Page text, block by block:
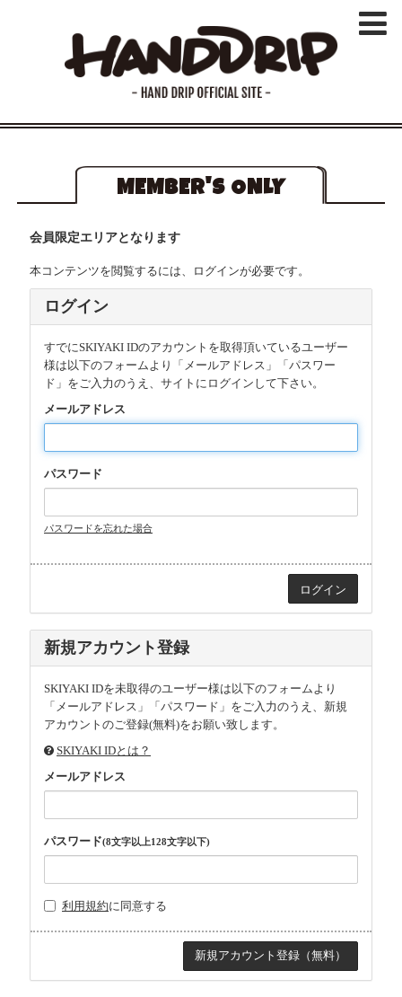
MEMBER'S ONLY
会員限定エリアとなります
本コンテンツを閲覧するには、ログインが必要です。
ログイン
すでにSKIYAKI IDのアカウントを取得頂いているユーザー
様は以下のフォームより「メールアドレス」「パスワー
ド」をご入力のうえ、サイトにログインして下さい。
メールアドレス
パスワード
パスワードを忘れた場合
新規アカウント登録
SKIYAKI IDを未取得のユーザー様は以下のフォームより
「メールアドレス」「パスワード」をご入力のうえ、新規
アカウントのご登録(無料)をお願い致します。
SKIYAKI IDとは？
メールアドレス
パスワード(8文字以上128文字以下)
利用規約に同意する